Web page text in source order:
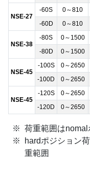
NSE-27
-60S 0～810
-60D
0～810
NSE-38
-80S 0～1500
-80D
0～1500
NSE-45
-100S 0～2650
-100D
0～2650
NSE-45
-120S 0～2650
-120D
0～2650
荷重範囲はnomal
hardポジション
重範囲